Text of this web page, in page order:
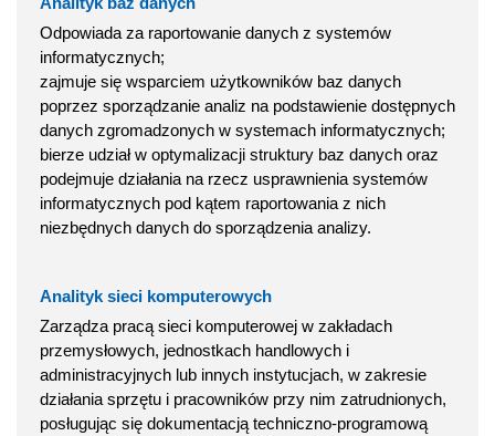
Odpowiada za raportowanie danych z systemów
informatycznych;
zajmuje się wsparciem użytkowników baz danych
poprzez sporządzanie analiz na podstawienie dostępnych
danych zgromadzonych w systemach informatycznych;
bierze udział w optymalizacji struktury baz danych oraz
podejmuje działania na rzecz usprawnienia systemów
informatycznych pod kątem raportowania z nich
niezbędnych danych do sporządzenia analizy.
Analityk sieci komputerowych
Zarządza pracą sieci komputerowej w zakładach
przemysłowych, jednostkach handlowych i
administracyjnych lub innych instytucjach, w zakresie
działania sprzętu i pracowników przy nim zatrudnionych,
posługując się dokumentacją techniczno-programową